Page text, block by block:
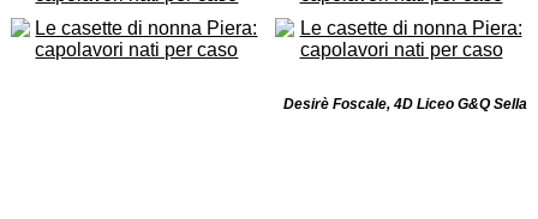
Desirè Foscale, 4D Liceo G&Q Sella